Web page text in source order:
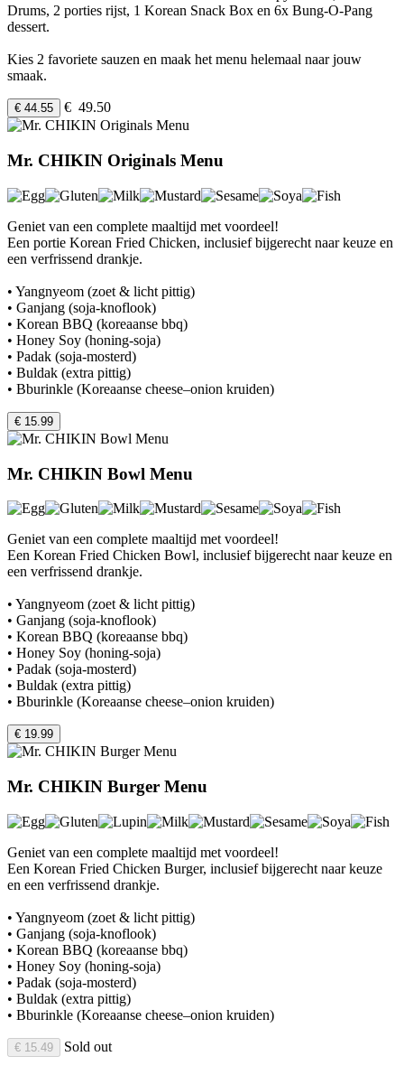
Drums, 2 porties rijst, 1 Korean Snack Box en 6x Bung-O-Pang
dessert.
Kies 2 favoriete sauzen en maak het menu helemaal naar jouw
smaak.
€ 44.55 € 49.50
Mr. CHIKIN Originals Menu
Geniet van een complete maaltijd met voordeel!
Een portie Korean Fried Chicken, inclusief bijgerecht naar keuze en
een verfrissend drankje.
• Yangnyeom (zoet & licht pittig)
• Ganjang (soja-knoflook)
• Korean BBQ (koreaanse bbq)
• Honey Soy (honing-soja)
• Padak (soja-mosterd)
• Buldak (extra pittig)
• Bburinkle (Koreaanse cheese–onion kruiden)
€ 15.99
Mr. CHIKIN Bowl Menu
Geniet van een complete maaltijd met voordeel!
Een Korean Fried Chicken Bowl, inclusief bijgerecht naar keuze en
een verfrissend drankje.
• Yangnyeom (zoet & licht pittig)
• Ganjang (soja-knoflook)
• Korean BBQ (koreaanse bbq)
• Honey Soy (honing-soja)
• Padak (soja-mosterd)
• Buldak (extra pittig)
• Bburinkle (Koreaanse cheese–onion kruiden)
€ 19.99
Mr. CHIKIN Burger Menu
Geniet van een complete maaltijd met voordeel!
Een Korean Fried Chicken Burger, inclusief bijgerecht naar keuze
en een verfrissend drankje.
• Yangnyeom (zoet & licht pittig)
• Ganjang (soja-knoflook)
• Korean BBQ (koreaanse bbq)
• Honey Soy (honing-soja)
• Padak (soja-mosterd)
• Buldak (extra pittig)
• Bburinkle (Koreaanse cheese–onion kruiden)
€ 15.49 Sold out